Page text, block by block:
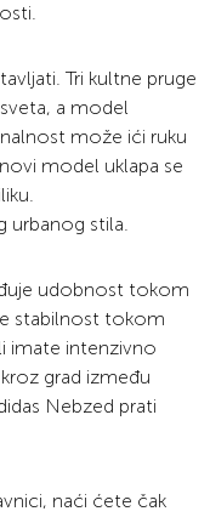
Tri kultne pruge
a model
može ići ruku
model uklapa se
urbanog stila.
udobnost tokom
stabilnost tokom
imate intenzivno
grad između
Nebzed prati
naći ćete čak